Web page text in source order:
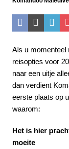
Als u momenteel
reisopties voor
naar een uitje
dan verdient
eerste plaats op
waarom:
Het is hier
moeite